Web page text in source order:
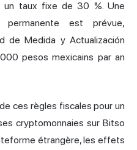
un taux fixe de 30 %. Une
est prévue,
de Medida y Actualización
pesos mexicains par an
ces règles fiscales pour un
cryptomonnaies sur Bitso
étrangère, les effets